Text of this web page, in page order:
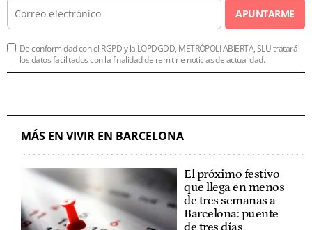
APUNTARME
De conformidad con el RGPD y la LOPDGDD, METRÓPOLI ABIERTA, SLU tratará
los datos facilitados con la finalidad de remitirle noticias de actualidad.
MÁS EN VIVIR EN BARCELONA
El próximo festivo
que llega en menos
de tres semanas a
Barcelona: puente
de tres días